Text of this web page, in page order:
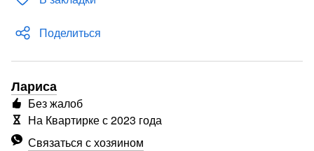
Поделиться
Лариса
Связаться с хозяином
Без жалоб
На Квартирке с 2023 года